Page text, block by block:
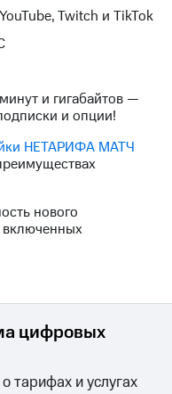
Twitch и TikTok
и гигабайтов —
и опции!
НЕТАРИФА МАТЧ
нового
включенных
цифровых
тарифах и услугах